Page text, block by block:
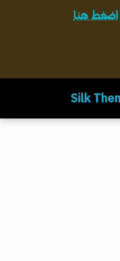
اضغط هنا